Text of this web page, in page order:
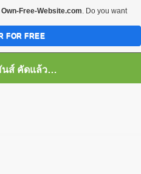
หนังดี หนังมันส์ คัดแล้ว เพื่อคุณ
Own-Free-Website.com. Do you want
FOR FREE